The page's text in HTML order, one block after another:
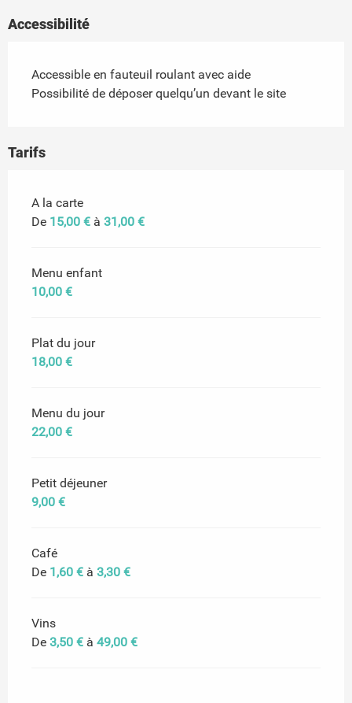
Accessibilité
Accessible en fauteuil roulant avec aide
Possibilité de déposer quelqu’un devant le site
Tarifs
Tarifs 2026
A la carte
De 15,00 € à 31,00 €
Menu enfant
10,00 €
Plat du jour
18,00 €
Menu du jour
22,00 €
Petit déjeuner
9,00 €
Café
De 1,60 € à 3,30 €
Vins
De 3,50 € à 49,00 €